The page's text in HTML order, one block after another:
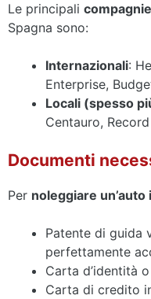
Le principali
Spagna sono:
Internazionali:
Enterprise,
Locali (spesso
Centauro,
Documenti
Per noleggiare un’auto
Patente di guida
perfettamente
Carta d’identità
Carta di credito